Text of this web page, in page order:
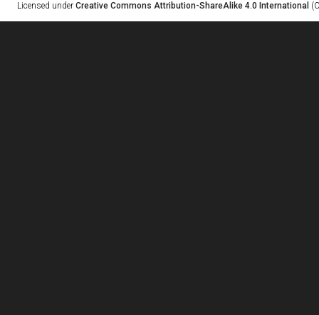
Licensed under Creative Commons Attribution-ShareAlike 4.0 International